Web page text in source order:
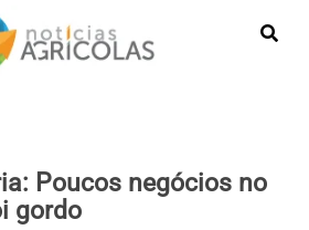
Poucos negócios no
gordo